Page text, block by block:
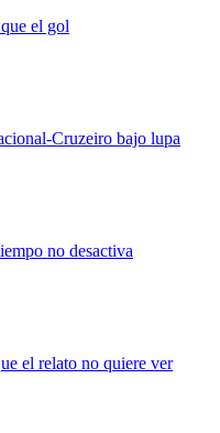
el gol
Cruzeiro bajo lupa
no desactiva
el relato no quiere ver